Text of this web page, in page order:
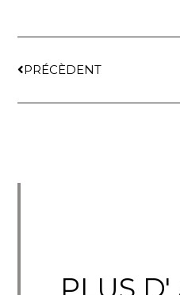
PRÉCÈDENT